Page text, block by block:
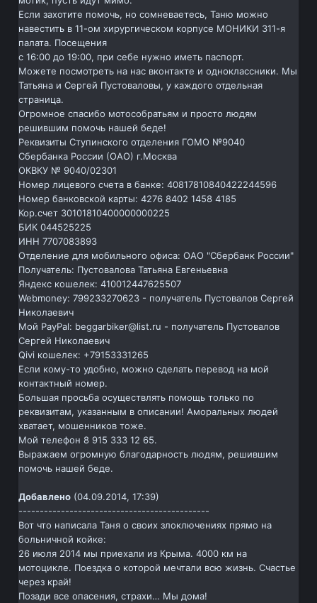
Если захотите помочь, но сомневаетесь, Таню можно
навестить в 11-ом хирургическом корпусе МОНИКИ 311-я
палата. Посещения
с 16:00 до 19:00, при себе нужно иметь паспорт.
Можете посмотреть на нас вконтакте и одноклассники. Мы
Татьяна и Сергей Пустоваловы, у каждого отдельная
страница.
Огромное спасибо мотособратьям и просто людям
решившим помочь нашей беде!
Реквизиты Ступинского отделения ГОМО №9040
Сбербанка России (ОАО) г.Москва
ОКВКУ № 9040/02301
Номер лицевого счета в банке: 40817810840422244596
Номер банковской карты: 4276 8402 1458 4185
Кор.счет 30101810400000000225
БИК 044525225
ИНН 7707083893
Отделение для мобильного офиса: ОАО "Сбербанк России"
Получатель: Пустовалова Татьяна Евгеньевна
Яндекс кошелек: 410012447625507
Webmoney: 799233270623 - получатель Пустовалов Сергей
Николаевич
Мой PayPal: beggarbiker@list.ru - получатель Пустовалов
Сергей Николаевич
Qivi кошелек: +79153331265
Если кому-то удобно, можно сделать перевод на мой
контактный номер.
Большая просьба осуществлять помощь только по
реквизитам, указанным в описании! Аморальных людей
хватает, мошенников тоже.
Мой телефон 8 915 333 12 65.
Выражаем огромную благодарность людям, решившим
помочь нашей беде.
Добавлено (04.09.2014, 17:39)
---------------------------------------------
Вот что написала Таня о своих злоключениях прямо на
больничной койке:
26 июля 2014 мы приехали из Крыма. 4000 км на
мотоцикле. Поездка о которой мечтали всю жизнь. Счастье
через край!
Позади все опасения, страхи… Мы дома!